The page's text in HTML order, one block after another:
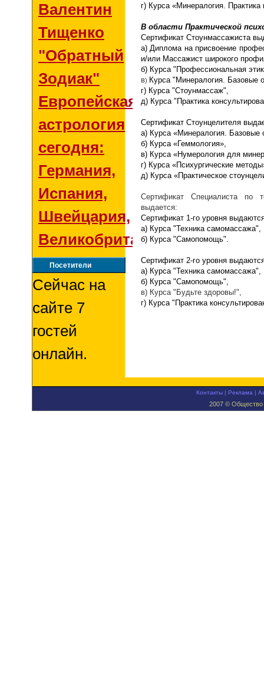
Валентин
Тищенко
"Обратный
Зодиак"
Европейская
астрология
сегодня:
Германия,
Испания,
Швейцария,
Великобритания
Посетители
Сейчас на
сайте 7
гостей
онлайн.
г) Курса «Минералогия. Практика
В области Практической
Сертификат Стоунмассажиста
а) Диплома на присвоение
и/или Массажист широкого
б) Курса "Профессиональная
в) Курса "Минералогия. Базовые
г) Курса "Стоунмассаж",
д) Курса "Практика
Сертификат Стоунцелителя
а) Курса «Минералогия. Базовые
б) Курса «Геммология»,
в) Курса «Нумерология для
г) Курса «Психургические
д) Курса «Практическое
Сертификат Специалиста по
выдается:
Сертификат 1-го уровня
а) Курса "Техника самомассажа",
б) Курса "Самопомощь".
Сертификат 2-го уровня
а) Курса "Техника самомассажа",
б) Курса "Самопомощь",
в) Курса "Будьте здоровы!",
г) Курса "Практика
Контакты |Реклама |
2007 © Общество